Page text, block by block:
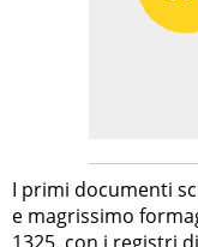
I primi documenti
e magrissimo